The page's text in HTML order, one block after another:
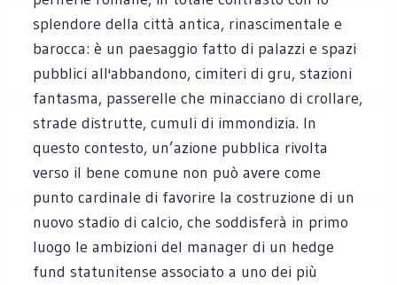
splendore della città antica, rinascimentale e
barocca: è un paesaggio fatto di palazzi e spazi
pubblici all'abbandono, cimiteri di gru, stazioni
fantasma, passerelle che minacciano di crollare,
strade distrutte, cumuli di immondizia. In
questo contesto, un’azione pubblica rivolta
verso il bene comune non può avere come
punto cardinale di favorire la costruzione di un
nuovo stadio di calcio, che soddisferà in primo
luogo le ambizioni del manager di un hedge
fund statunitense associato a uno dei più